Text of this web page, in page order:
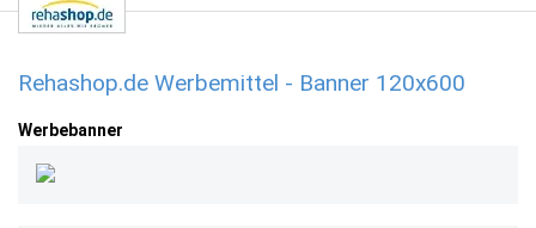
Rehashop.de Werbemittel - Banner 120x600
Werbebanner